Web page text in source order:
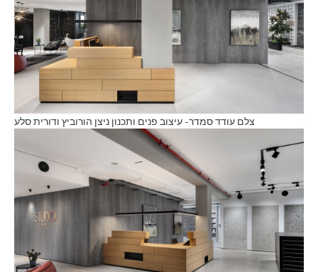
צלם עודד סמדר- עיצוב פנים ותכנון ניצן הורוביץ ודורית סלע